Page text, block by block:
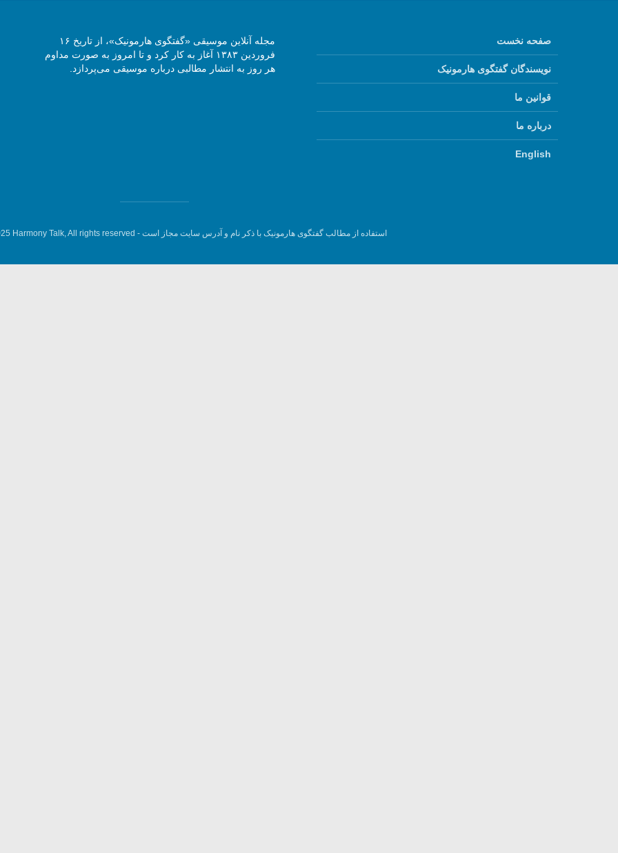
صفحه نخست
نویسندگان گفتگوی هارمونیک
قوانین ما
درباره ما
English
مجله آنلاین موسیقی «گفتگوی هارمونیک»، از تاریخ ۱۶
فروردین ۱۳۸۳ آغاز به کار کرد و تا امروز به صورت مداوم
هر روز به انتشار مطالبی درباره موسیقی می‌پردازد.
استفاده از مطالب گفتگوی هارمونیک با ذکر نام و آدرس سایت مجاز است - Harmony Talk, All rights reserved.